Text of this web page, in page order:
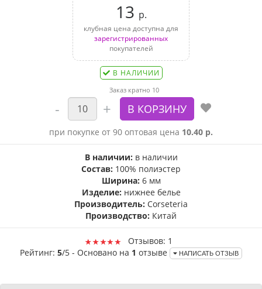
13 р.
клубная цена доступна для
зарегистрированных
покупателей
В НАЛИЧИИ
Заказ кратно 10
при покупке от 90 оптовая цена 10.40 р.
В наличии: в наличии
Состав: 100% полиэстер
Ширина: 6 мм
Изделие: нижнее белье
Производитель: Corseteria
Производство: Китай
Отзывов: 1
Рейтинг: 5/5 - Основано на 1 отзыве НАПИСАТЬ ОТЗЫВ